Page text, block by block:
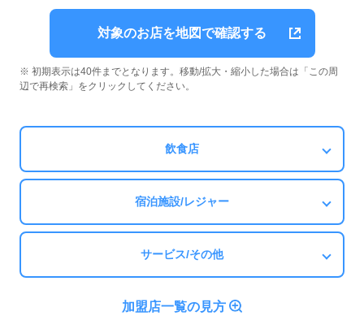
対象のお店を地図で確認する
※ 初期表示は40件までとなります。移動/拡大・縮小した場合は「この周
辺で再検索」をクリックしてください。
飲食店
宿泊施設/レジャー
サービス/その他
加盟店一覧の見方